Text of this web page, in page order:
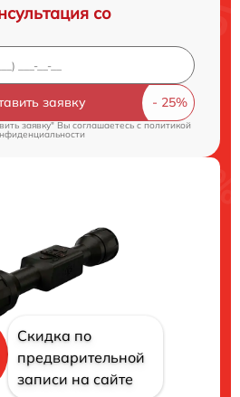
со
заявку
заявку" Вы соглашаетесь cполитикой
Скидка по
предварительной
записи на сайте